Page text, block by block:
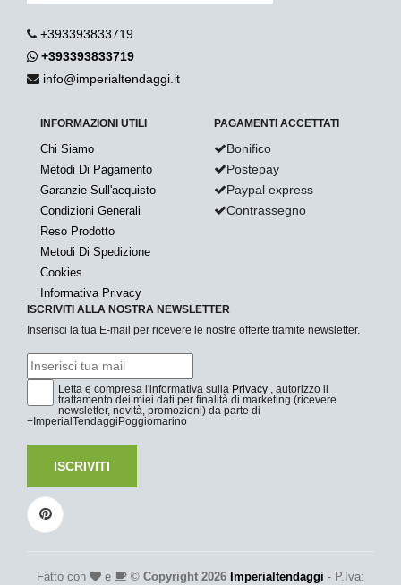
+393393833719
+393393833719
info@imperialtendaggi.it
INFORMAZIONI UTILI
Chi Siamo
Metodi Di Pagamento
Garanzie Sull'acquisto
Condizioni Generali
Reso Prodotto
Metodi Di Spedizione
Cookies
Informativa Privacy
PAGAMENTI ACCETTATI
Bonifico
Postepay
Paypal express
Contrassegno
ISCRIVITI ALLA NOSTRA NEWSLETTER
Inserisci la tua E-mail per ricevere le nostre offerte tramite newsletter.
Letta e compresa l'informativa sulla Privacy , autorizzo il
trattamento dei miei dati per finalità di marketing (ricevere
newsletter, novità, promozioni) da parte di
+ImperialTendaggiPoggiomarino
ISCRIVITI
Fatto con e © Copyright 2026 Imperialtendaggi - P.Iva: